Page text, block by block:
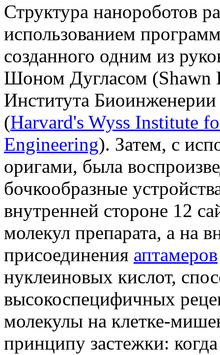
Структура нанороботов
использованием
созданного одним из
Шоном Дугласом (Shawn
Института
(Harvard's Wyss Institute
Engineering). Затем, с
оригами, была
бочкообразные
внутренней стороне 12
молекул препарата, а на
присоединения аптамеров
нуклеиновых кислот,
высокоспецифичных
молекулы на клетке-
принципу застежки: